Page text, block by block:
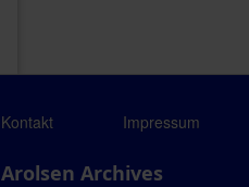
Kontakt Impressum
Arolsen Archives